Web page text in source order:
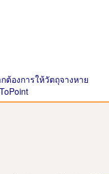
ต้องการให้วัตถุจางหาย